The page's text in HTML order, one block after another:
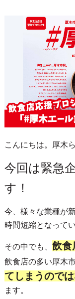
こんにちは。厚木
今回は緊急
す！
今、様々な業種が
時間短縮となってい
その中でも、 飲食
飲食店の多い厚木市
てしまうので
ます。